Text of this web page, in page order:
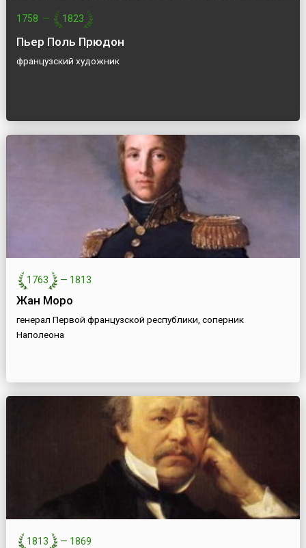
1758 — 1823
Пьер Поль Прюдон
французский художник
1763 — 1813
Жан Моро
генерал Первой французской республики, соперник
Наполеона
1813 — 1869